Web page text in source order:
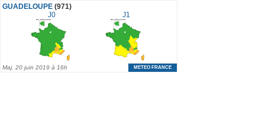
GUADELOUPE (971)
J0
J1
Maj. 20 juin 2019 à 16h